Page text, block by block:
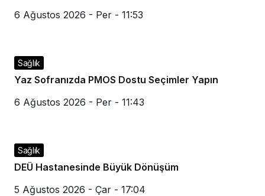
6 Ağustos 2026 - Per - 11:53
Sağlık
Yaz Sofranızda PMOS Dostu Seçimler Yapın
6 Ağustos 2026 - Per - 11:43
Sağlık
DEÜ Hastanesinde Büyük Dönüşüm
5 Ağustos 2026 - Çar - 17:04